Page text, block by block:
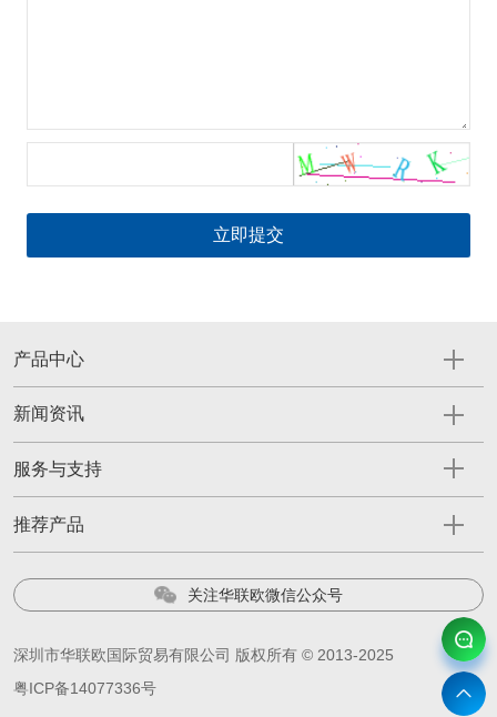
产品中心
新闻资讯
服务与支持
推荐产品
关注华联欧微信公众号
深圳市华联欧国际贸易有限公司 版权所有 © 2013-2025
粤ICP备14077336号